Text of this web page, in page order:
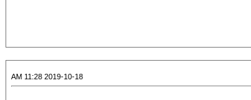
2019-10-18 11:28 AM